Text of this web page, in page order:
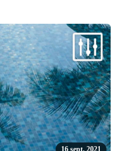
16 sept. 2021